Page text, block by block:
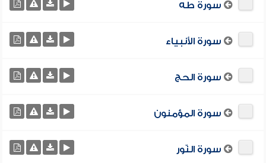
سورة طه
سورة الأنبياء
سورة الحج
سورة المؤمنون
سورة النّور